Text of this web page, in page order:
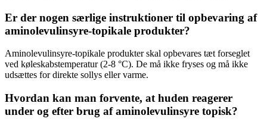
Er der nogen særlige instruktioner til opbevaring af
aminolevulinsyre-topikale produkter?
Aminolevulinsyre-topikale produkter skal opbevares tæt forseglet
ved køleskabstemperatur (2-8 °C). De må ikke fryses og må ikke
udsættes for direkte sollys eller varme.
Hvordan kan man forvente, at huden reagerer
under og efter brug af aminolevulinsyre topisk?